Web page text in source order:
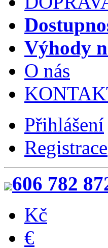
Výhody
O nás
Přihlášení
Registrace
606 782
Kč
€